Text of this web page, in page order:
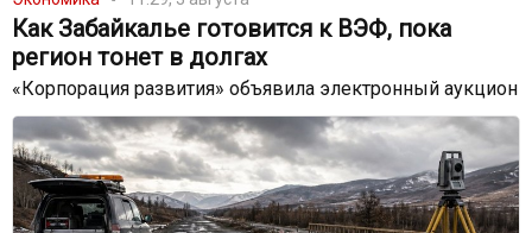
Как Забайкалье готовится к ВЭФ, пока
регион тонет в долгах
«Корпорация развития» объявила электронный аукцион